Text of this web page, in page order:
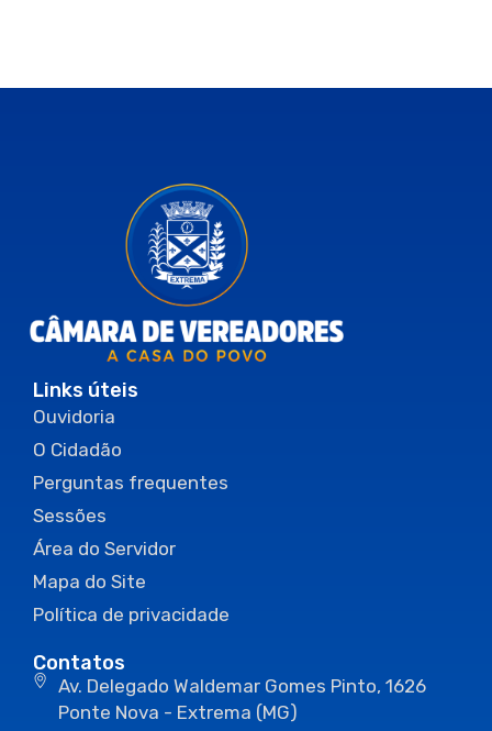
Links úteis
Ouvidoria
O Cidadão
Perguntas frequentes
Sessões
Área do Servidor
Mapa do Site
Política de privacidade
Contatos
Av. Delegado Waldemar Gomes Pinto, 1626
Ponte Nova - Extrema (MG)